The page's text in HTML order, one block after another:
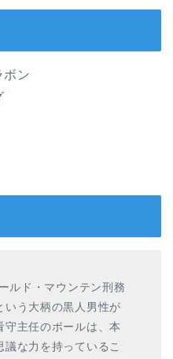
ン
ルド・マウンテン刑務
いう大柄の黒人男性が
主任のポールは、本
な力を持っているこ